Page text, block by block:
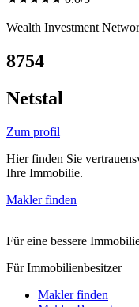
Wealth Investment
8754
Netstal
Zum profil
Hier finden Sie
Ihre Immobilie.
Makler finden
Für eine bessere
Für Immobilienbesitzer
Makler finden